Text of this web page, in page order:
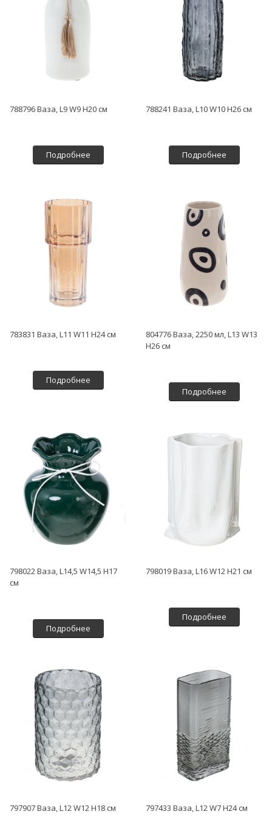
788796 Ваза, L9 W9 H20 см
Подробнее
788241 Ваза, L10 W10 H26 см
Подробнее
783831 Ваза, L11 W11 H24 см
Подробнее
804776 Ваза, 2250 мл, L13 W13
H26 см
Подробнее
798022 Ваза, L14,5 W14,5 H17
см
Подробнее
798019 Ваза, L16 W12 H21 см
Подробнее
797907 Ваза, L12 W12 H18 см 797433 Ваза, L12 W7 H24 см